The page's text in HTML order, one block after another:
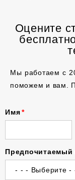
Оцените
Мы работаем с
поможем и вам.
Имя
Предпочитаемый